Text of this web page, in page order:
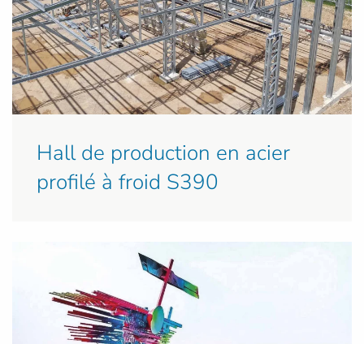
Hall de production en acier
profilé à froid S390